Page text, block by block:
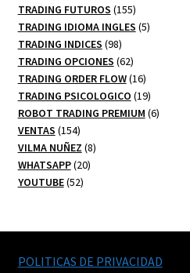
productos
TRADING FUTUROS 155155
productos
TRADING IDIOMA INGLES 55
TRADING INDICES 9898
productos
TRADING OPCIONES 6262
productos
TRADING ORDER FLOW 1616
productos
TRADING PSICOLOGICO 1919
productos
ROBOT TRADING PREMIUM 66
VENTAS 154154
productos
VILMA NUÑEZ 88
WHATSAPP 2020
YOUTUBE 5252
POLITICAS DE PRIVACIDAD